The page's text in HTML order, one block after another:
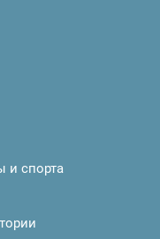
и спорта